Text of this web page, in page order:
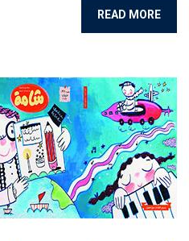
READ MORE